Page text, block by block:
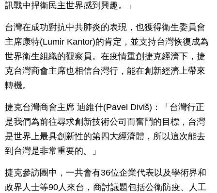
訊戰中捍衛民主世界感到興趣。」
台灣在成功對抗中共肺炎的表現，也獲得衛生委員會
主席康特(Lumir Kantor)的肯定，並支持台灣恢復成為
世界衛生組織的觀察員。在疫情重創捷克經濟下，捷
克台灣商會主席也相信台灣行，能在創新經濟上帶來
轉機。
捷克台灣商會主席 迪維什(Pavel Diviš)：「台灣行正
是我們為前往尋求創新技術公司而奮鬥的目標，台灣
是世界上最具創新性的第四大經濟體，所以這次能去
到台灣是非常重要的。」
捷克參訪團中，一共會有36位企業代表以及學術界和
政界人士等90人來台，商討議題包括公衛防疫、人工